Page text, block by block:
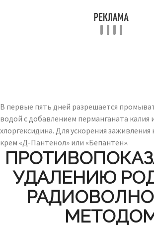
В первые пять дней разрешается
водой с добавлением перманганата калия
хлоргексидина. Для ускорения
крем «Д-Пантенол» или «Бепантен».
УДАЛЕНИЮ